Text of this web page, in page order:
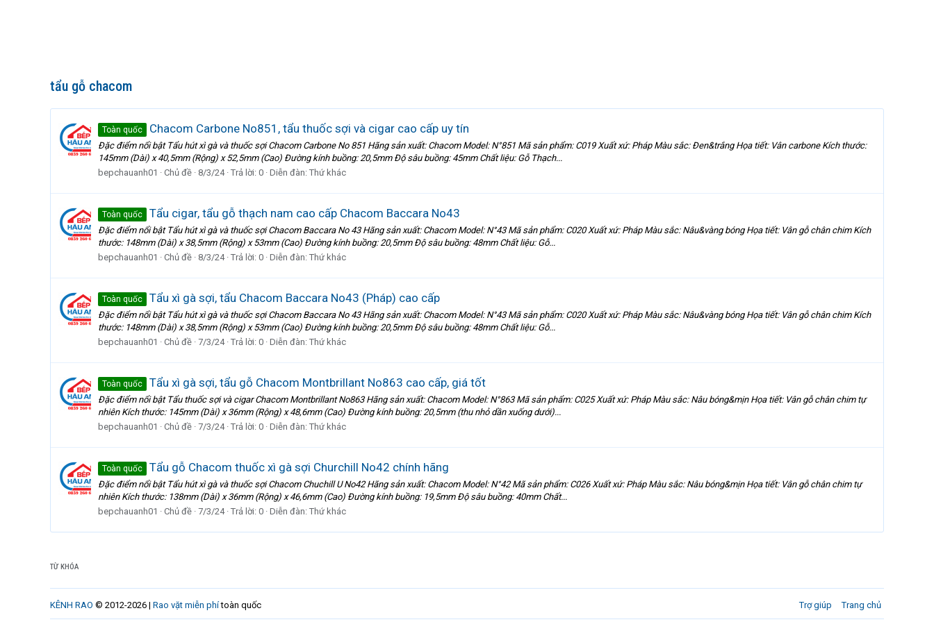
tẩu gỗ chacom
Toàn quốc Chacom Carbone No851, tẩu thuốc sợi và cigar cao cấp uy tín
Đặc điểm nổi bật Tẩu hút xì gà và thuốc sợi Chacom Carbone No 851 Hãng sản xuất: Chacom Model: N°851 Mã sản phẩm: C019 Xuất xứ: Pháp Màu sắc: Đen&trắng Họa tiết: Vân carbone Kích thước:
145mm (Dài) x 40,5mm (Rộng) x 52,5mm (Cao) Đường kính buồng: 20,5mm Độ sâu buồng: 45mm Chất liệu: Gỗ Thạch...
bepchauanh01
Chủ đề 8/3/24 Trả lời: 0 Diễn đàn: Thứ khác
Toàn quốc Tẩu cigar, tẩu gỗ thạch nam cao cấp Chacom Baccara No43
Đặc điểm nổi bật Tẩu hút xì gà và thuốc sợi Chacom Baccara No 43 Hãng sản xuất: Chacom Model: N°43 Mã sản phẩm: C020 Xuất xứ: Pháp Màu sắc: Nâu&vàng bóng Họa tiết: Vân gỗ chân chim Kích
thước: 148mm (Dài) x 38,5mm (Rộng) x 53mm (Cao) Đường kính buồng: 20,5mm Độ sâu buồng: 48mm Chất liệu: Gỗ...
bepchauanh01
Chủ đề 8/3/24 Trả lời: 0 Diễn đàn: Thứ khác
Toàn quốc Tẩu xì gà sợi, tẩu Chacom Baccara No43 (Pháp) cao cấp
Đặc điểm nổi bật Tẩu hút xì gà và thuốc sợi Chacom Baccara No 43 Hãng sản xuất: Chacom Model: N°43 Mã sản phẩm: C020 Xuất xứ: Pháp Màu sắc: Nâu&vàng bóng Họa tiết: Vân gỗ chân chim Kích
thước: 148mm (Dài) x 38,5mm (Rộng) x 53mm (Cao) Đường kính buồng: 20,5mm Độ sâu buồng: 48mm Chất liệu: Gỗ...
bepchauanh01
Chủ đề 7/3/24 Trả lời: 0 Diễn đàn: Thứ khác
Toàn quốc Tẩu xì gà sợi, tẩu gỗ Chacom Montbrillant No863 cao cấp, giá tốt
Đặc điểm nổi bật Tẩu thuốc sợi và cigar Chacom Montbrillant No863 Hãng sản xuất: Chacom Model: N°863 Mã sản phẩm: C025 Xuất xứ: Pháp Màu sắc: Nâu bóng&mịn Họa tiết: Vân gỗ chân chim tự
nhiên Kích thước: 145mm (Dài) x 36mm (Rộng) x 48,6mm (Cao) Đường kính buồng: 20,5mm (thu nhỏ dần xuống dưới)...
bepchauanh01
Chủ đề 7/3/24 Trả lời: 0 Diễn đàn: Thứ khác
Toàn quốc Tẩu gỗ Chacom thuốc xì gà sợi Churchill No42 chính hãng
Đặc điểm nổi bật Tẩu hút xì gà và thuốc sợi Chacom Chuchill U No42 Hãng sản xuất: Chacom Model: N°42 Mã sản phẩm: C026 Xuất xứ: Pháp Màu sắc: Nâu bóng&mịn Họa tiết: Vân gỗ chân chim tự
nhiên Kích thước: 138mm (Dài) x 36mm (Rộng) x 46,6mm (Cao) Đường kính buồng: 19,5mm Độ sâu buồng: 40mm Chất...
bepchauanh01
Chủ đề 7/3/24 Trả lời: 0 Diễn đàn: Thứ khác
TỪ KHÓA
Trợ giúp Trang chủ
KÊNH RAO © 2012-2026 | Rao vặt miễn phítoàn quốc